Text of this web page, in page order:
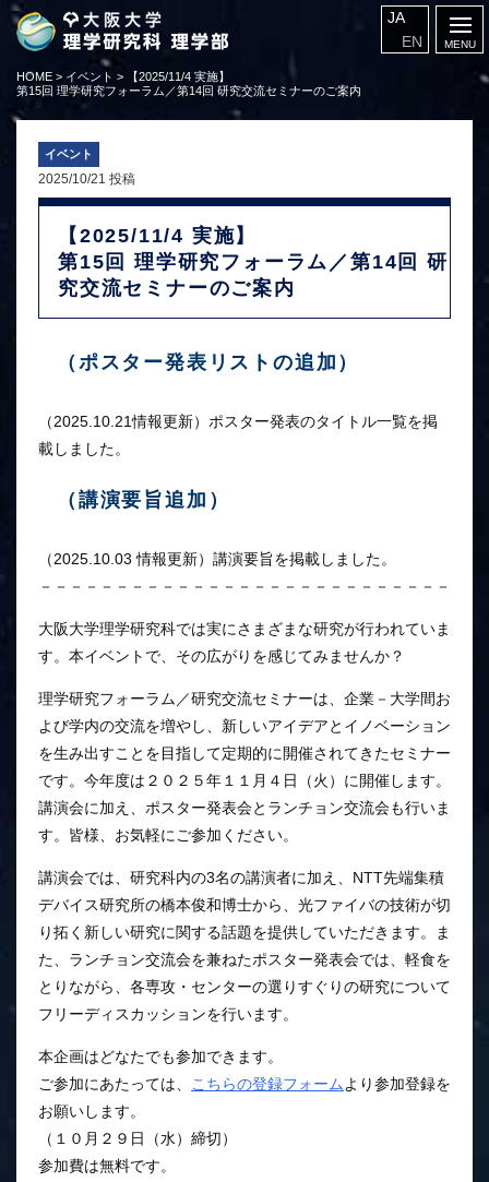
JA
EN
HOME > イベント >
【2025/11/4 実施】
第15回 理学研究フォーラム／第14回 研究交流セミナーのご案内
イベント
2025/10/21 投稿
【2025/11/4 実施】
第15回 理学研究フォーラム／第14回 研
究交流セミナーのご案内
（ポスター発表リストの追加）
（2025.10.21情報更新）ポスター発表のタイトル一覧を掲
載しました。
（講演要旨追加）
（2025.10.03 情報更新）講演要旨を掲載しました。
－－－－－－－－－－－－－－－－－－－－－－－－－－－
大阪大学理学研究科では実にさまざまな研究が行われていま
す。本イベントで、その広がりを感じてみませんか？
理学研究フォーラム／研究交流セミナーは、企業－大学間お
よび学内の交流を増やし、新しいアイデアとイノベーション
を生み出すことを目指して定期的に開催されてきたセミナー
です。今年度は２０２５年１１月４日（火）に開催します。
講演会に加え、ポスター発表会とランチョン交流会も行いま
す。皆様、お気軽にご参加ください。
講演会では、研究科内の3名の講演者に加え、NTT先端集積
デバイス研究所の橋本俊和博士から、光ファイバの技術が切
り拓く新しい研究に関する話題を提供していただきます。ま
た、ランチョン交流会を兼ねたポスター発表会では、軽食を
とりながら、各専攻・センターの選りすぐりの研究について
フリーディスカッションを行います。
本企画はどなたでも参加できます。
ご参加にあたっては、
こちらの登録フォーム より参加登録を
お願いします。
（１０月２９日（水）締切）
参加費は無料です。